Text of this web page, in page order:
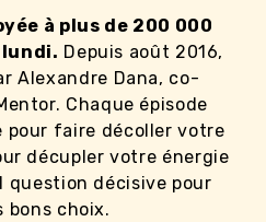
à plus de 200 000
lundi. Depuis août 2016,
Alexandre Dana, co-
Chaque épisode
pour faire décoller votre
décupler votre énergie
question décisive pour
bons choix.